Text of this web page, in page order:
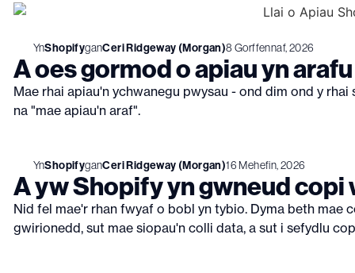
YnShopifyganCeri Ridgeway (Morgan)8 Gorffennaf, 2026
A oes gormod o apiau yn
Mae rhai apiau'n ychwanegu pwysau - ond dim ond y
na "mae apiau'n araf".
YnShopifyganCeri Ridgeway (Morgan)16 Mehefin, 2026
A yw Shopify yn gwneud copi
Nid fel mae'r rhan fwyaf o bobl yn tybio. Dyma beth mae
gwirionedd, sut mae siopau'n colli data, a sut i sefydlu